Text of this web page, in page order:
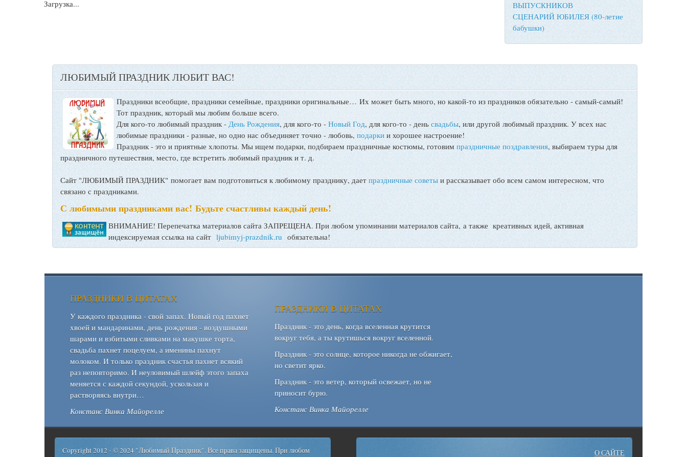
Загрузка...
ВЫПУСКНИКОВ
СЦЕНАРИЙ ЮБИЛЕЯ (80-летие
бабушки)
ЛЮБИМЫЙ ПРАЗДНИК ЛЮБИТ ВАС!
Праздники всеобщие, праздники семейные, праздники оригинальные… Их может быть много, но какой-то из праздников обязательно - самый-самый!
Тот праздник, который мы любим больше всего.
Для кого-то любимый праздник -День Рождения, для кого-то - Новый Год, для кого-то - день свадьбы, или другой любимый праздник. У всех нас
любимые праздники - разные, но одно нас объединяет точно - любовь, подарки и хорошее настроение!
Праздник - это и приятные хлопоты. Мы ищем подарки, подбираем праздничные костюмы, готовим праздничные поздравления, выбираем туры для
праздничного путешествия, место, где встретить любимый праздник и т. д.
Сайт "ЛЮБИМЫЙ ПРАЗДНИК" помогает вам подготовиться к любимому празднику, даетпраздничные советыи рассказывает обо всем самом интересном, что
связано с праздниками.
С любимыми праздниками вас! Будьте счастливы каждый день!
ВНИМАНИЕ! Перепечатка материалов сайта ЗАПРЕЩЕНА. При любом упоминании материалов сайта, а также креативных идей, активная
индексируемая ссылка на сайт ljubimyj-prazdnik.ru обязательна!
ПРАЗДНИКИ В ЦИТАТАХ
У каждого праздника - свой запах. Новый год пахнет
хвоей и мандаринами, день рождения - воздушными
шарами и взбитыми сливками на макушке торта,
свадьба пахнет поцелуем, а именины пахнут
молоком. И только праздник счастья пахнет всякий
раз неповторимо. И неуловимый шлейф этого запаха
меняется с каждой секундой, ускользая и
растворяясь внутри…
Констанс Винка Майорелле
ПРАЗДНИКИ В ЦИТАТАХ
Праздник - это день, когда вселенная крутится
вокруг тебя, а ты крутишься вокруг вселенной.
Праздник - это солнце, которое никогда не обжигает,
но светит ярко.
Праздник - это ветер, который освежает, но не
приносит бурю.
Констанс Винка Майорелле
Copyright 2012 - © 2024 "Любимый Праздник". Все права защищены. При любом
О САЙТЕ